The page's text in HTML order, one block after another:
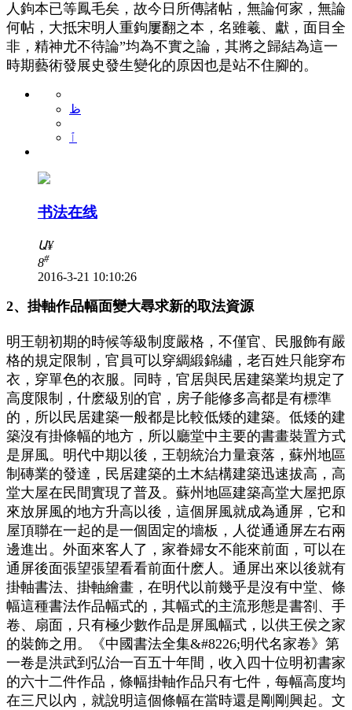
人鉤本已等鳳毛矣，故今日所傳諸帖，無論何家，無論
何帖，大抵宋明人重鉤屢翻之本，名雖羲、獻，面目全
非，精神尤不待論”均為不實之論，其將之歸結為這一
時期藝術發展史發生變化的原因也是站不住腳的。
ظ
ٱ
书法在线
Ա¥
8#
2016-3-21 10:10:26
2、掛軸作品幅面變大尋求新的取法資源
明王朝初期的時候等級制度嚴格，不僅官、民服飾有嚴
格的規定限制，官員可以穿綢緞錦繡，老百姓只能穿布
衣，穿單色的衣服。同時，官居與民居建築業均規定了
高度限制，什麽級別的官，房子能修多高都是有標準
的，所以民居建築一般都是比較低矮的建築。低矮的建
築沒有掛條幅的地方，所以廳堂中主要的書畫裝置方式
是屏風。明代中期以後，王朝統治力量衰落，蘇州地區
制磚業的發達，民居建築的土木結構建築迅速拔高，高
堂大屋在民間實現了普及。蘇州地區建築高堂大屋把原
來放屏風的地方升高以後，這個屏風就成為通屏，它和
屋頂聯在一起的是一個固定的墻板，人從通通屏左右兩
邊進出。外面來客人了，家眷婦女不能來前面，可以在
通屏後面張望張望看看前面什麽人。通屏出來以後就有
掛軸書法、掛軸繪畫，在明代以前幾乎是沒有中堂、條
幅這種書法作品幅式的，其幅式的主流形態是書劄、手
卷、扇面，只有極少數作品是屏風幅式，以供王侯之家
的裝飾之用。《中國書法全集&#8226;明代名家卷》第
一卷是洪武到弘治一百五十年間，收入四十位明初書家
的六十二件作品，條幅掛軸作品只有七件，每幅高度均
在三尺以內，就說明這個條幅在當時還是剛剛興起。文